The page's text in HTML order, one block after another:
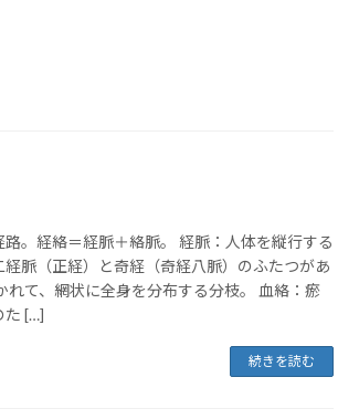
。経絡＝経脈＋絡脈。 経脈：人体を縦行する
脈（正経）と奇経（奇経八脈）のふたつがあ
れて、網状に全身を分布する分枝。 血絡：瘀
た […]
続きを読む